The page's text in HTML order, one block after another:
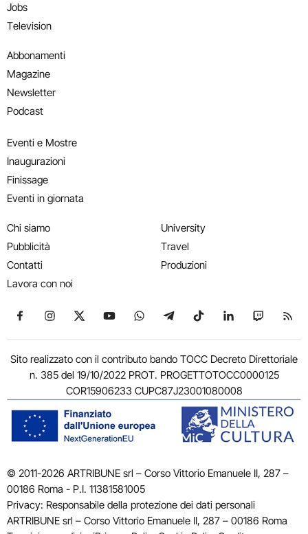
Jobs
Television
Abbonamenti
Magazine
Newsletter
Podcast
Eventi e Mostre
Inaugurazioni
Finissage
Eventi in giornata
Chi siamo
Pubblicità
Contatti
Lavora con noi
University
Travel
Produzioni
Seguici su Facebook
Seguici su Instagram
Seguici su X
Seguici su YouTube
Seguici su WhatsApp
Seguici su Telegram
Seguici su TikTok
Seguici su
Seguici
Sito realizzato con il contributo bando TOCC Decreto Direttoriale
n. 385 del 19/10/2022 PROT. PROGETTOTOCC0000125
COR15906233 CUPC87J23001080008
© 2011-2026 ARTRIBUNE srl – Corso Vittorio Emanuele II, 287 –
00186 Roma - P.I. 11381581005
Privacy: Responsabile della protezione dei dati personali
ARTRIBUNE srl – Corso Vittorio Emanuele II, 287 – 00186 Roma